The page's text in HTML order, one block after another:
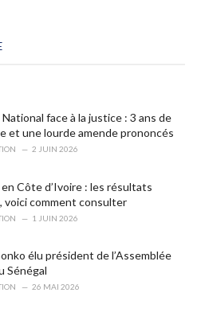
face à la justice : 3 ans de
et une lourde amende prononcés
2 JUIN 2026
en Côte d’Ivoire : les résultats
voici comment consulter
1 JUIN 2026
élu président de l’Assemblée
Sénégal
26 MAI 2026